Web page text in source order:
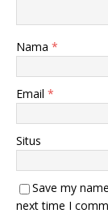
Nama *
Email *
Situs
Save my
next time I